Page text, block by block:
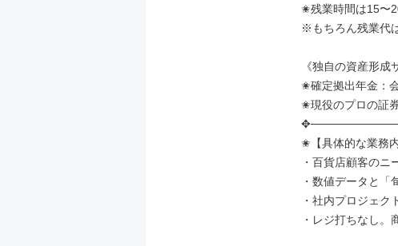
✬残業時間は15〜
※もちろん残業代
《独自の資産形成
✬確定拠出年金：
✬現役のプロの証
✬【具体的な業務内
・百貨店顧客のニ
・数値データと
・社内プロジェク
・レジ打ちなし。